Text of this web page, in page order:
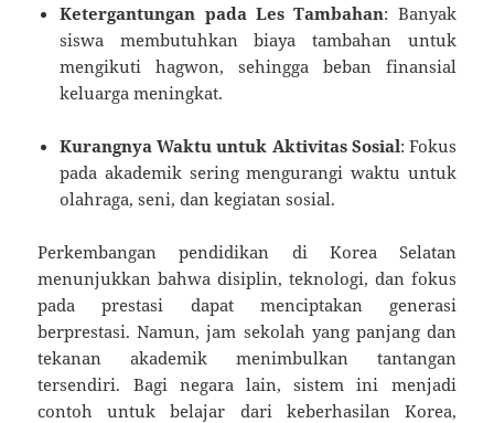
Ketergantungan pada Les Tambahan: Banyak
siswa membutuhkan biaya tambahan untuk
mengikuti hagwon, sehingga beban finansial
keluarga meningkat.
Kurangnya Waktu untuk Aktivitas Sosial: Fokus
pada akademik sering mengurangi waktu untuk
olahraga, seni, dan kegiatan sosial.
Perkembangan pendidikan di Korea Selatan
menunjukkan bahwa disiplin, teknologi, dan fokus
pada prestasi dapat menciptakan generasi
berprestasi. Namun, jam sekolah yang panjang dan
tekanan akademik menimbulkan tantangan
tersendiri. Bagi negara lain, sistem ini menjadi
contoh untuk belajar dari keberhasilan Korea,